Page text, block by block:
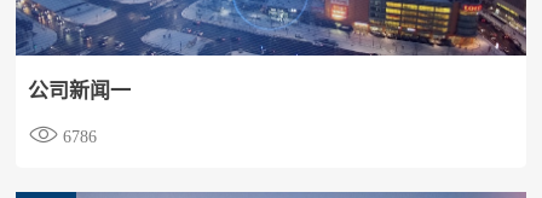
公司新闻一
 6786